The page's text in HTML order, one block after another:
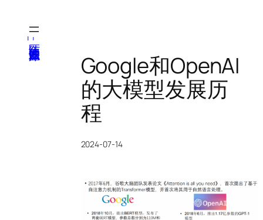
Google和OpenAI
的大模型发展历
程
2024-07-14